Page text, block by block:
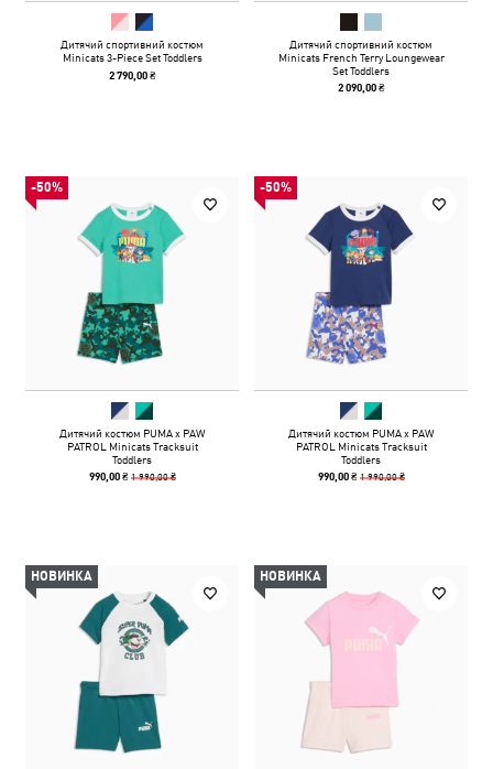
Дитячий спортивний костюм
Minicats 3-Piece Set Toddlers
2 790,00 ₴
Дитячий спортивний костюм
Minicats French Terry Loungewear
Set Toddlers
2 090,00 ₴
-50%
Дитячий костюм PUMA x PAW
PATROL Minicats Tracksuit
Toddlers
990,00 ₴ 1 990,00 ₴
-50%
Дитячий костюм PUMA x PAW
PATROL Minicats Tracksuit
Toddlers
990,00 ₴ 1 990,00 ₴
НОВИНКА НОВИНКА